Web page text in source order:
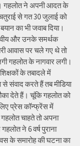
गहलोत ने अपनी आदत के
से गत 30 जुलाई को
का भी जवाब दिया।
और उनके समर्थक
आवास पर चले गए थे तो
गहलोत के नागवार लगी।
के तबादले में
से संवाद करते हैं तब मीडिया
देते हैं। चूंकि गहलोत को
प्रेस कॉन्फ्रेंस में
चाहते तो अपना
ने 6 वर्ष पुराना
के समारोह की घटना का